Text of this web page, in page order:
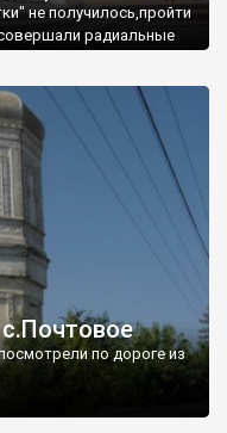
не получилось,пройти
радиальные
по дороге из